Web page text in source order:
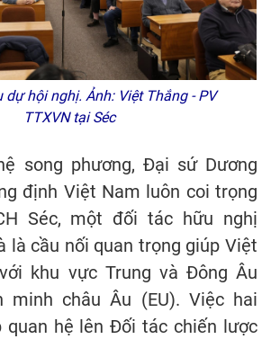
dự hội nghị. Ảnh: Việt Thắng - PV
TTXVN tại Séc
song phương, Đại sứ Dương
định Việt Nam luôn coi trọng
Séc, một đối tác hữu nghị
là cầu nối quan trọng giúp Việt
khu vực Trung và Đông Âu
minh châu Âu (EU). Việc hai
quan hệ lên Đối tác chiến lược